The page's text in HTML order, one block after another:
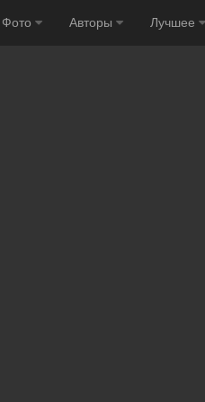
Фото Авторы Лучшее